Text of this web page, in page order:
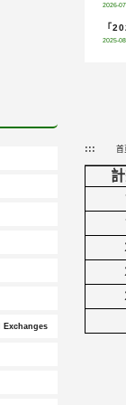
2026-
「
2025-
Exchanges
::: 首